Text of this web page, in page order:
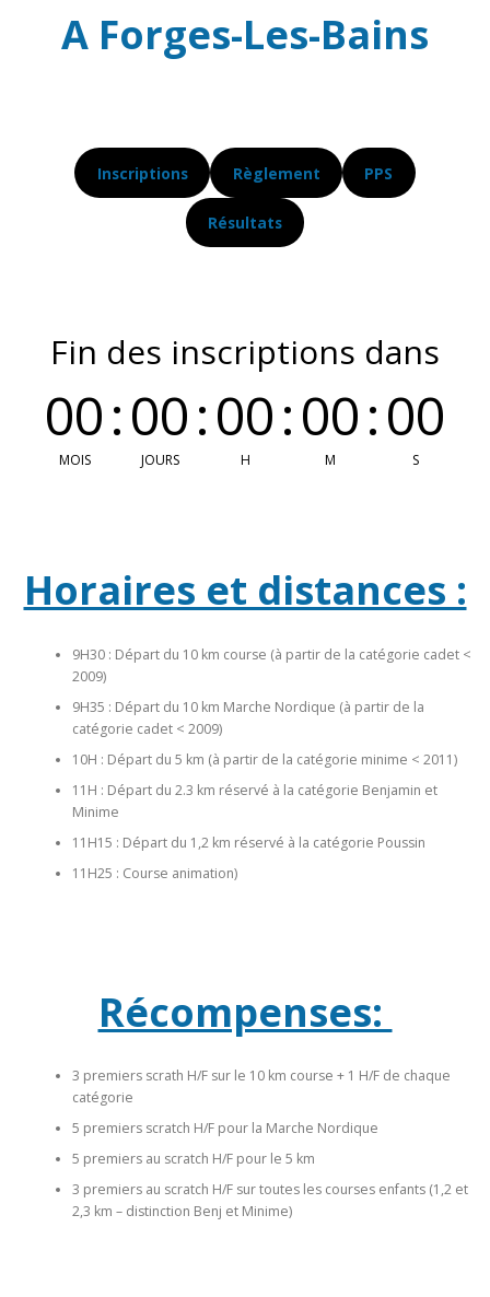
A Forges-Les-Bains
Inscriptions Règlement PPS
Résultats
Fin des inscriptions dans
00
MOIS
:00
JOURS
:00
H
:00
M
:00
S
Horaires et distances :
9H30 : Départ du 10 km course (à partir de la catégorie cadet <
2009)
9H35 : Départ du 10 km Marche Nordique (à partir de la
catégorie cadet < 2009)
10H : Départ du 5 km (à partir de la catégorie minime < 2011)
11H : Départ du 2.3 km réservé à la catégorie Benjamin et
Minime
11H15 : Départ du 1,2 km réservé à la catégorie Poussin
11H25 : Course animation)
Récompenses:
3 premiers scrath H/F sur le 10 km course + 1 H/F de chaque
catégorie
5 premiers scratch H/F pour la Marche Nordique
5 premiers au scratch H/F pour le 5 km
3 premiers au scratch H/F sur toutes les courses enfants (1,2 et
2,3 km – distinction Benj et Minime)